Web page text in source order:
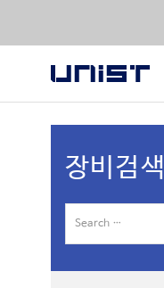
장비검색